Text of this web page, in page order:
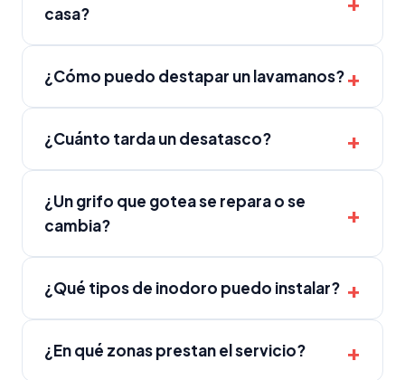
casa?
¿Cómo puedo destapar un lavamanos?
¿Cuánto tarda un desatasco?
¿Un grifo que gotea se repara o se
cambia?
¿Qué tipos de inodoro puedo instalar?
¿En qué zonas prestan el servicio?